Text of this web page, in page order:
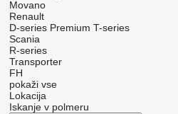
Movano
Renault
D-series Premium T-series
Scania
R-series
Transporter
FH
pokaži vse
Lokacija
Iskanje v polmeru